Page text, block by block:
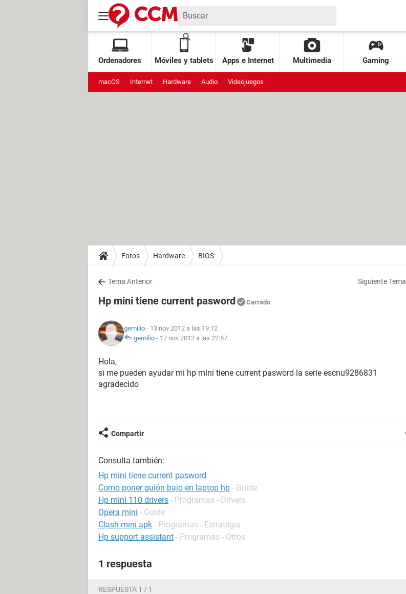
Ordenadores Móviles y tablets Apps e Internet Multimedia Gaming
macOS Internet Hardware Audio Videojuegos
Foros Hardware BIOS
Tema Anterior Siguiente Tema
Hp mini tiene current pasword Cerrado
gemilio - 13 nov 2012 a las 19:12
gemilio - 17 nov 2012 a las 22:57
Hola,
si me pueden ayudar mi hp mini tiene current pasword la serie escnu9286831
agradecido
Compartir
Consulta también:
Hp mini tiene current pasword
Como poner guión bajo en laptop hp - Guide
Hp mini 110 drivers - Programas - Drivers
Opera mini - Guide
Clash mini apk - Programas - Estrategia
Hp support assistant - Programas - Otros
1 respuesta
RESPUESTA 1 / 1